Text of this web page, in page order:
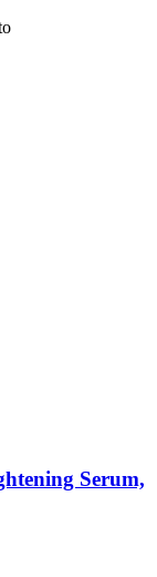
Serum,